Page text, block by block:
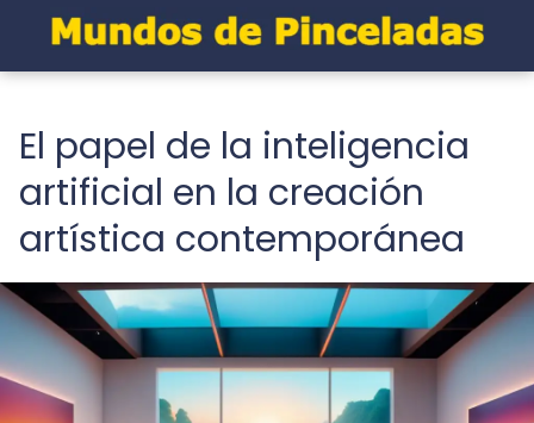
El papel de la inteligencia
artificial en la creación
artística contemporánea